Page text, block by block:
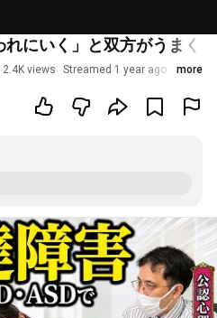
れにいく」と双方がうまく
2.4K views Streamed 1 year ago more